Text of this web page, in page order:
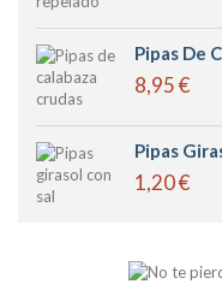
Pipas De
8,95 €
Pipas
1,20 €